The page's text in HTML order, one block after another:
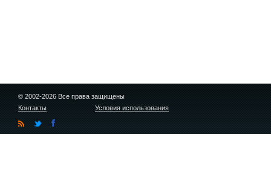
© 2002-2026 Все права защищены
Контакты
Условия использования